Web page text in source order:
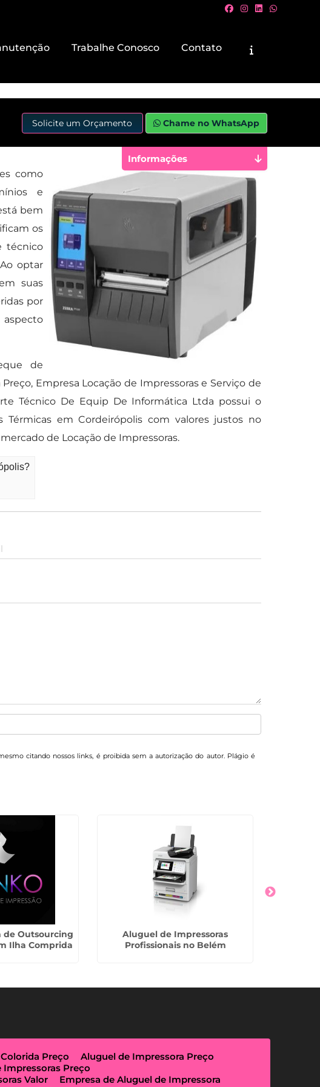
Trabalhe Conosco Contato
Solicite um Orçamento Chame no WhatsApp
como
e
bem
os
técnico
optar
suas
por
aspecto
de
Empresa Locação de Impressoras e Serviço de
Técnico De Equip De Informática Ltda possui o
em Cordeirópolis com valores justos no
de Locação de Impressoras.
citando nossos links, é proibida sem a autorização do autor. Plágio é
Informações
de Outsourcing
Ilha Comprida
Aluguel de Impressoras
Profissionais no Belém
Preço
Aluguel de Impressora Preço
Impressoras Preço
Valor
Empresa de Aluguel de Impressora